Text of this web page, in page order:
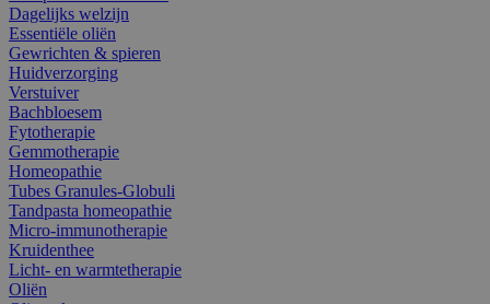
Dagelijks welzijn
Essentiële oliën
Gewrichten & spieren
Huidverzorging
Verstuiver
Bachbloesem
Fytotherapie
Gemmotherapie
Homeopathie
Tubes Granules-Globuli
Tandpasta homeopathie
Micro-immunotherapie
Kruidenthee
Licht- en warmtetherapie
Oliën